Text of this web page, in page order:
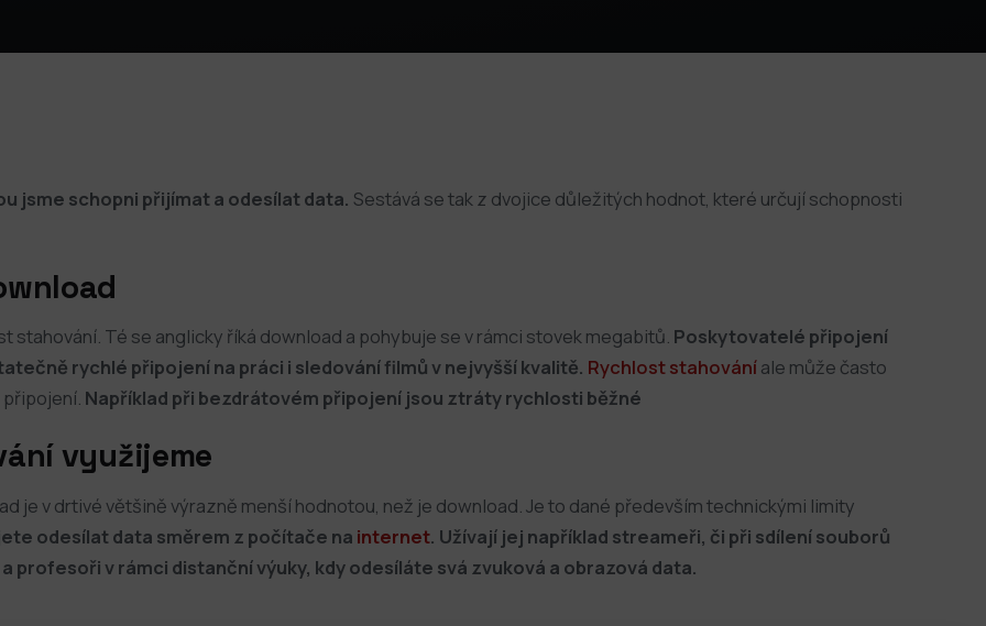
jsme schopni přijímat a odesílat data. Sestává se tak z dvojice důležitých hodnot, které určují schopnosti
Té se anglicky říká download a pohybuje se v rámci stovek megabitů. Poskytovatelé připojení
rychlé připojení na práci i sledování filmů v nejvyšší kvalitě. Rychlost stahováníale může často
Například při bezdrátovém připojení jsou ztráty rychlosti běžné
využijeme
je v drtivé většině výrazně menší hodnotou, než je download. Je to dané především technickými limity
odesílat data směrem z počítače na internet. Užívají jej například streameři, či při sdílení souborů
profesoři v rámci distanční výuky, kdy odesíláte svá zvuková a obrazová data.